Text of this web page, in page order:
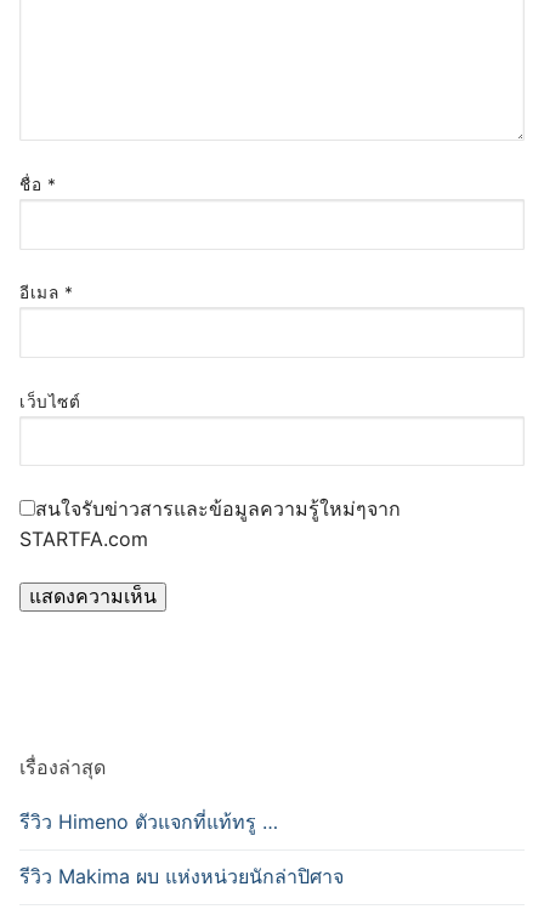
ชื่อ *
อีเมล *
เว็บไซต์
สนใจรับข่าวสารและข้อมูลความรู้ใหม่ๆจาก
STARTFA.com
เรื่องล่าสุด
รีวิว Himeno ตัวแจกที่แท้ทรู …
รีวิว Makima ผบ แห่งหน่วยนักล่าปิศาจ